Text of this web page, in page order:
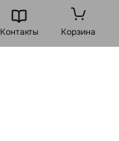
Контакты Корзина